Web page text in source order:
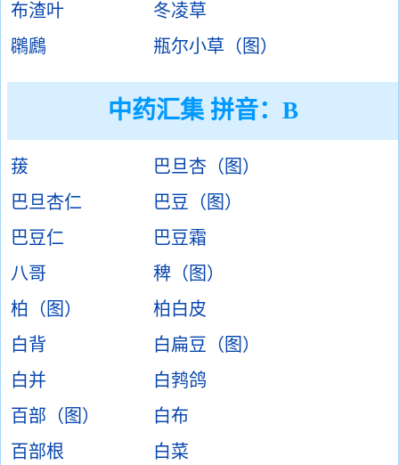
布渣叶
冬凌草
鸊鷉
瓶尔小草（图）
中药汇集 拼音：B
菝
巴旦杏（图）
巴旦杏仁
巴豆（图）
巴豆仁
巴豆霜
八哥
稗（图）
柏（图）
柏白皮
白背
白扁豆（图）
白并
白鹁鸽
百部（图）
白布
百部根
白菜